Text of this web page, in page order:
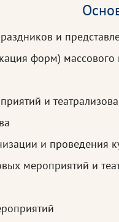
и
форм) массового
и
и проведения
мероприятий и